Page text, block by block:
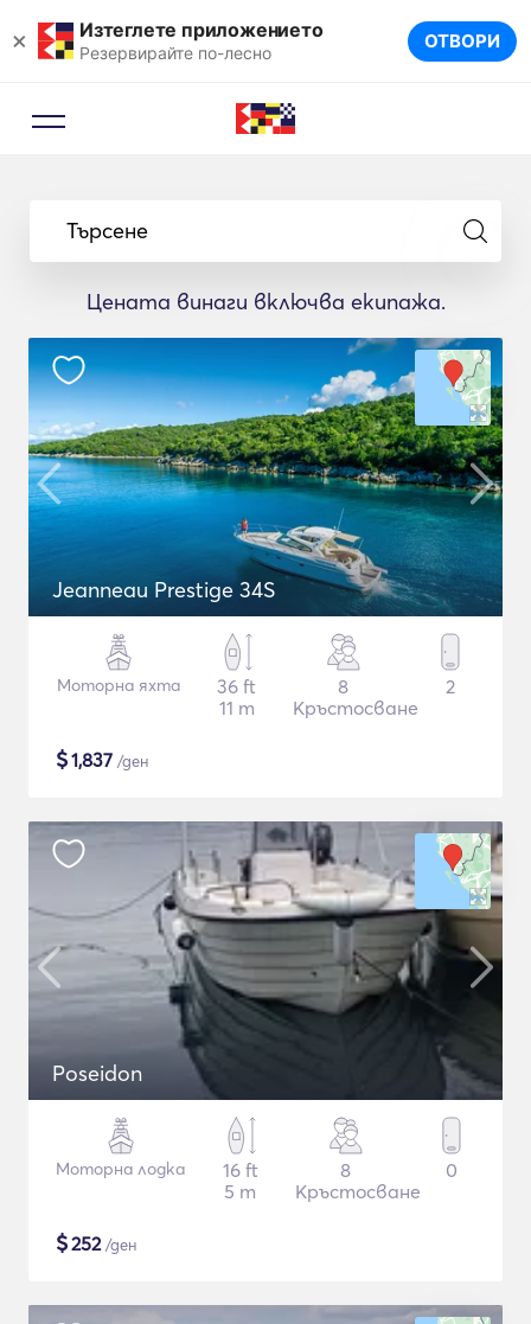
× Изтеглете приложението
Резервирайте по-лесно ОТВОРИ
Търсене
Цената винаги включва екипажа.
Jeanneau Prestige 34S
Моторна яхта
36 ft
11 m
8
Кръстосване
2
$1,837 /ден
Poseidon
Моторна лодка
16 ft
5 m
8
Кръстосване
0
$252/ден